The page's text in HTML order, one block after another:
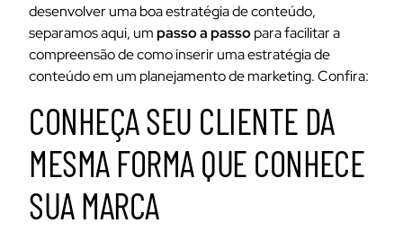
desenvolver uma boa estratégia de conteúdo,
separamos aqui, umpasso a passopara facilitar a
compreensão de como inserir uma estratégia de
conteúdo em um planejamento de marketing. Confira:
CONHEÇA SEU CLIENTE DA
MESMA FORMA QUE CONHECE
SUA MARCA